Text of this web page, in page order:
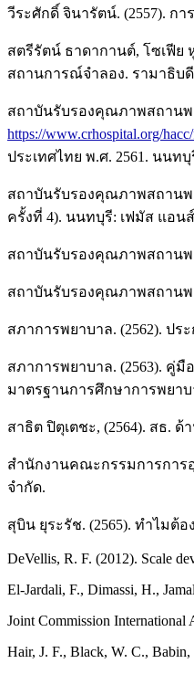
วีระศักดิ์ จินารัตน์. (2557). ก
สตรีรัตน์ ธาดากานต์, โซเฟี
สถานการณ์จำลอง. รามาธิบดี
สถาบันรับรองคุณภาพสถานพย
https://www.crhospital.org/
ประเทศไทย พ.ศ. 2561. นนท
สถาบันรับรองคุณภาพสถานพย
ครั้งที่ 4). นนทบุรี: เฟมัส แอน
สถาบันรับรองคุณภาพสถานพ
สถาบันรับรองคุณภาพสถานพ
สภาการพยาบาล. (2562). ปร
สภาการพยาบาล. (2563). คู่
มาตรฐานการศึกษาการพยา
สาธิต ปิตุเตชะ, (2564). สธ.
สำนักงานคณะกรรมการการ
จำกัด.
สุบิน ยุระรัช. (2565). ทําไมต้อ
DeVellis, R. F. (2012). Scale
El-Jardali, F., Dimassi, H.,
Joint Commission International
Hair, J. F., Black, W. C.,